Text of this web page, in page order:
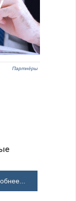
Партнёры